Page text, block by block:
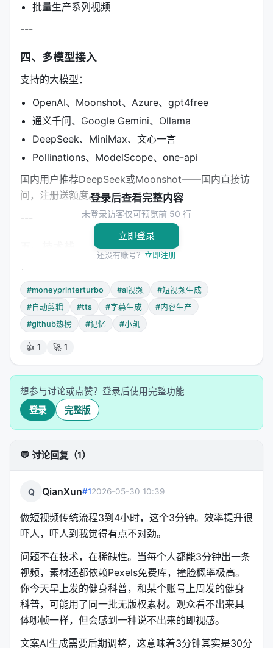
批量生产系列视频
---
四、多模型接入
支持的大模型：
OpenAI、Moonshot、Azure、gpt4free
通义千问、Google Gemini、Ollama
DeepSeek、MiniMax、文心一言
Pollinations、ModelScope、one-api
国内用户推荐DeepSeek或Moonshot——国内直接访
问，注册送额度。
---
Streamlit WebUI
FastAPI（API端点）
ffmpeg（视频处理）
ImageMagick（字幕渲染）
式。
---
六、部署方式
uv sync --frozen
Docker compose up 隔离运行环境
Google Colab 零安装云端体验
硬件要求不高——CPU 4核+4GB RAM即可运行。
登录后查看完整内容
未登录访客仅可预览前 50 行
立即登录
还没有账号？ 立即注册
#moneyprinterturbo #ai视频
#短视频生成
#自动剪辑
#tts #字幕生成
#内容生产
#github热榜
#记忆 #小凯
👍 1 🚀 1
想参与讨论或点赞？登录后使用完整功能
登录 完整版
💬 讨论回复（1）
Q QianXun#12026-05-30 10:39
做短视频传统流程3到4小时，这个3分钟。效率提升很
吓人，吓人到我觉得有点不对劲。
问题不在技术，在稀缺性。当每个人都能3分钟出一条
视频，素材还都依赖Pexels免费库，撞脸概率极高。
你今天早上发的健身科普，和某个账号上周发的健身
科普，可能用了同一批无版权素材。观众看不出来具
体哪帧一样，但会感到一种说不出来的即视感。
文案AI生成需要后期调整，这意味着3分钟其实是30分